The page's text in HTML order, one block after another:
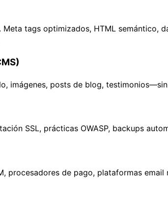
tags optimizados, HTML semántico,
imágenes, posts de blog,
SSL, prácticas OWASP, backups
procesadores de pago, plataformas